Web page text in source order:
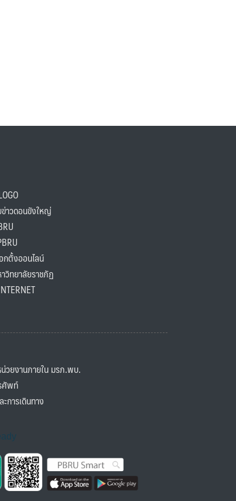
วดอนขังใหญ่
ตั้งออนไลน์
ทยาลัยราชภัฏ
ยงานภายใน มรภ.พบ.
พท์
ารเดินทาง